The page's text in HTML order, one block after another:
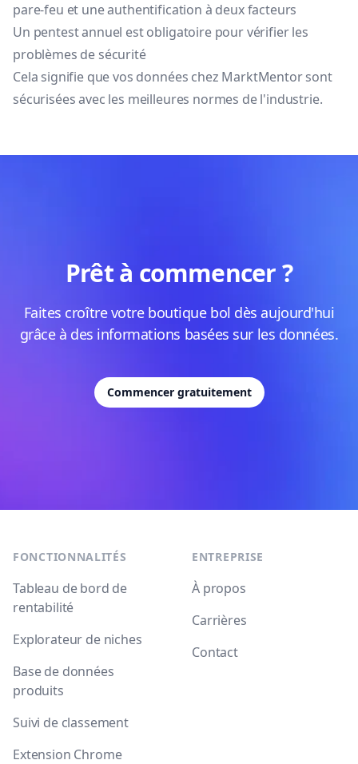
pare-feu et une authentification à deux facteurs
Un pentest annuel est obligatoire pour vérifier les
problèmes de sécurité
Cela signifie que vos données chez MarktMentor sont
sécurisées avec les meilleures normes de l'industrie.
Prêt à commencer ?
Faites croître votre boutique bol dès aujourd'hui
grâce à des informations basées sur les données.
Commencer gratuitement
FONCTIONNALITÉS
Tableau de bord de
rentabilité
Explorateur de niches
Base de données
produits
Suivi de classement
Extension Chrome
ENTREPRISE
À propos
Carrières
Contact